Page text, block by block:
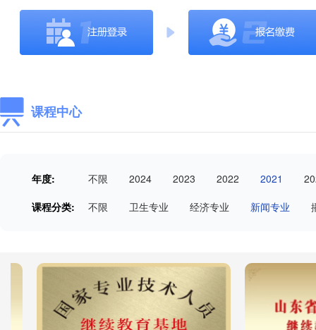
课程中心
年度: 不限 2024 2023 2022 2021
课程分类:
不限 卫生专业 经济专业 新闻专业